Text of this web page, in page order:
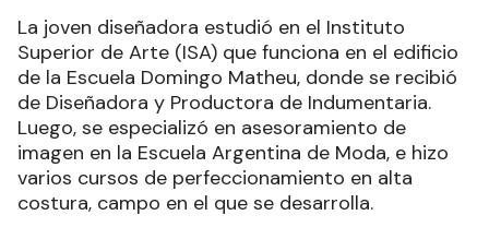
La joven diseñadora estudió en el Instituto
Superior de Arte (ISA) que funciona en el edificio
de la Escuela Domingo Matheu, donde se recibió
de Diseñadora y Productora de Indumentaria.
Luego, se especializó en asesoramiento de
imagen en la Escuela Argentina de Moda, e hizo
varios cursos de perfeccionamiento en alta
costura, campo en el que se desarrolla.